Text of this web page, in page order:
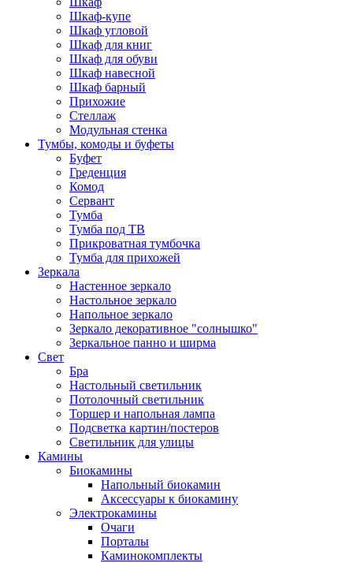
Шкаф-купе
Шкаф угловой
Шкаф для книг
Шкаф для обуви
Шкаф навесной
Шкаф барный
Прихожие
Стеллаж
Модульная стенка
Тумбы, комоды и буфеты
Буфет
Греденция
Комод
Сервант
Тумба
Тумба под ТВ
Прикроватная тумбочка
Тумба для прихожей
Зеркала
Настенное зеркало
Настольное зеркало
Напольное зеркало
Зеркало декоративное "солнышко"
Зеркальное панно и ширма
Свет
Бра
Настольный светильник
Потолочный светильник
Торшер и напольная лампа
Подсветка картин/постеров
Светильник для улицы
Камины
Биокамины
Напольный биокамин
Аксессуары к биокамину
Электрокамины
Очаги
Порталы
Каминокомплекты